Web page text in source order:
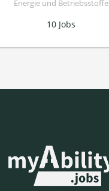
Energie und Betriebsstoffe
10 Jobs